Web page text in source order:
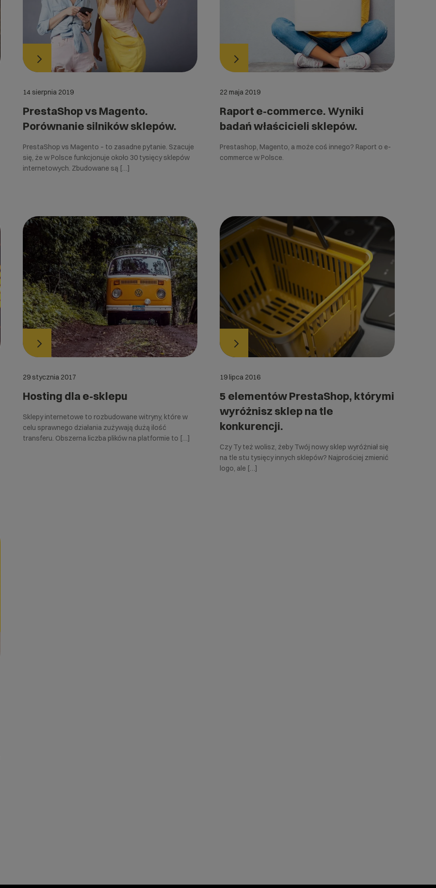
14 sierpnia 2019
PrestaShop vs Magento.
Porównanie silników sklepów.
PrestaShop vs Magento – to zasadne pytanie. Szacuje
się, że w Polsce funkcjonuje około 30 tysięcy sklepów
internetowych. Zbudowane są […]
22 maja 2019
Raport e-commerce. Wyniki
badań właścicieli sklepów.
Prestashop, Magento, a może coś innego? Raport o e-
commerce w Polsce.
29 stycznia 2017
Hosting dla e-sklepu
Sklepy internetowe to rozbudowane witryny, które w
celu sprawnego działania zużywają dużą ilość
transferu. Obszerna liczba plików na platformie to […]
19 lipca 2016
5 elementów PrestaShop, którymi
wyróżnisz sklep na tle
konkurencji.
Czy Ty też wolisz, żeby Twój nowy sklep wyróżniał się
na tle stu tysięcy innych sklepów? Najprościej zmienić
logo, ale […]